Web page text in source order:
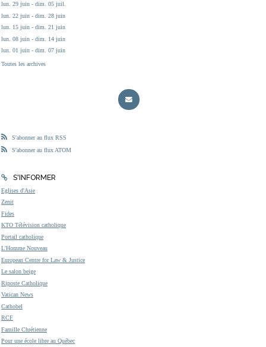
lun. 29 juin - dim. 05 juil.
lun. 22 juin - dim. 28 juin
lun. 15 juin - dim. 21 juin
lun. 08 juin - dim. 14 juin
lun. 01 juin - dim. 07 juin
Toutes les archives
S'abonner au flux RSS
S'abonner au flux ATOM
S'INFORMER
Eglises d'Asie
Zenit
Fides
KTO Télévision catholique
Portail catholique
L'Homme Nouveau
European Centre for Law & Justice
Le salon beige
Riposte Catholique
Vatican News
Cathobel
RCF
Famille Chrétienne
Pour une école libre au Québec